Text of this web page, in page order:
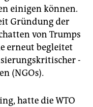
einigen können.
Gründung der
von Trumps
erneut begleitet
(NGOs).
hatte die WTO